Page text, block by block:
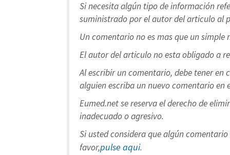
Si necesita algún tipo de información
suministrado por el autor del articulo al
Un comentario no es mas que un
El autor del articulo no esta obligado a
Al escribir un comentario, debe tener en
alguien escriba un nuevo comentario en
Eumed.net se reserva el derecho de
inadecuado o agresivo.
Si usted considera que algún
favor,pulse aqui.